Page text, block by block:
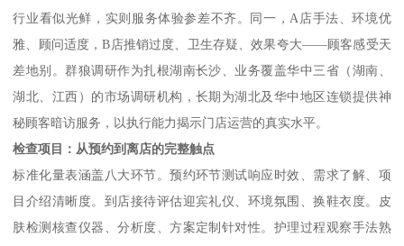
行业看似光鲜，实则服务体验参差不齐。同一，A店手法、环境优
雅、顾问适度，B店推销过度、卫生存疑、效果夸大——顾客感受天
差地别。群狼调研作为扎根湖南长沙、业务覆盖华中三省（湖南、
湖北、江西）的市场调研机构，长期为湖北及华中地区连锁提供神
秘顾客暗访服务，以执行能力揭示门店运营的真实水平。
检查项目：从预约到离店的完整触点
标准化量表涵盖八大环节。预约环节测试响应时效、需求了解、项
目介绍清晰度。到店接待评估迎宾礼仪、环境氛围、换鞋衣度。皮
肤检测核查仪器、分析度、方案定制针对性。护理过程观察手法熟